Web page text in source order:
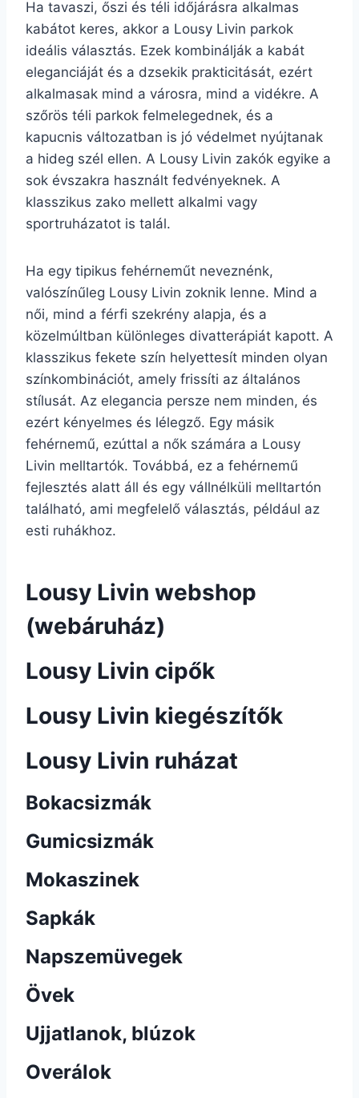
Ha tavaszi, őszi és téli időjárásra alkalmas
kabátot keres, akkor a Lousy Livin parkok
ideális választás. Ezek kombinálják a kabát
eleganciáját és a dzsekik prakticitását, ezért
alkalmasak mind a városra, mind a vidékre. A
szőrös téli parkok felmelegednek, és a
kapucnis változatban is jó védelmet nyújtanak
a hideg szél ellen. A Lousy Livin zakók egyike a
sok évszakra használt fedvényeknek. A
klasszikus zako mellett alkalmi vagy
sportruházatot is talál.
Ha egy tipikus fehérneműt neveznénk,
valószínűleg Lousy Livin zoknik lenne. Mind a
női, mind a férfi szekrény alapja, és a
közelmúltban különleges divatterápiát kapott. A
klasszikus fekete szín helyettesít minden olyan
színkombinációt, amely frissíti az általános
stílusát. Az elegancia persze nem minden, és
ezért kényelmes és lélegző. Egy másik
fehérnemű, ezúttal a nők számára a Lousy
Livin melltartók. Továbbá, ez a fehérnemű
fejlesztés alatt áll és egy vállnélküli melltartón
található, ami megfelelő választás, például az
esti ruhákhoz.
Lousy Livin webshop
(webáruház)
Lousy Livin cipők
Lousy Livin kiegészítők
Lousy Livin ruházat
Bokacsizmák
Gumicsizmák
Mokaszinek
Sapkák
Napszemüvegek
Övek
Ujjatlanok, blúzok
Overálok